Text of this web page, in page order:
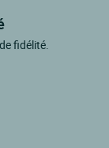
fidélité.